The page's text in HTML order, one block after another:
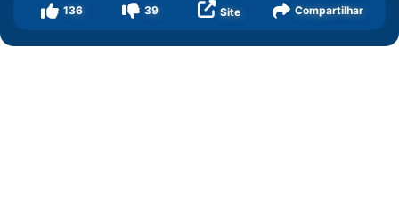
136 39 Site Compartilhar